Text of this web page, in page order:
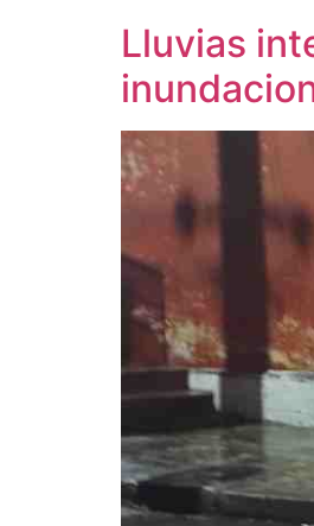
Lluvias